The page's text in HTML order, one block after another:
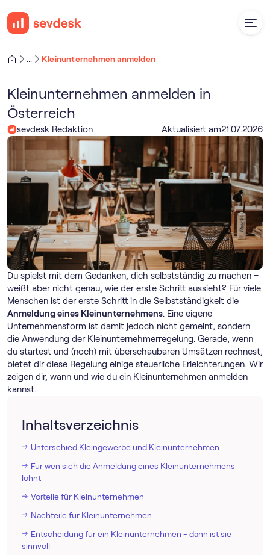
Kleinunternehmen anmelden
Kleinunternehmen anmelden in
Österreich
sevdesk Redaktion Aktualisiert am21.07.2026
Du spielst mit dem Gedanken, dich selbstständig zu machen –
weißt aber nicht genau, wie der erste Schritt aussieht? Für viele
Menschen ist der erste Schritt in die Selbstständigkeit die
Anmeldung eines Kleinunternehmens. Eine eigene
Unternehmensform ist damit jedoch nicht gemeint, sondern
die Anwendung der Klein­unternehmer­regelung. Gerade, wenn
du startest und (noch) mit überschaubaren Umsätzen rechnest,
bietet dir diese Regelung einige steuerliche Erleichterungen. Wir
zeigen dir, wann und wie du ein Kleinunternehmen anmelden
kannst.
Inhaltsverzeichnis
Unterschied Kleingewerbe und Kleinunternehmen
Für wen sich die Anmeldung eines Kleinunternehmens
lohnt
Vorteile für Kleinunternehmen
Nachteile für Kleinunternehmen
Entscheidung für ein Kleinunternehmen - dann ist sie
sinnvoll